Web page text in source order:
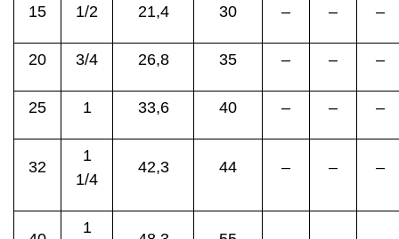
15 1/2 21,4 30 – – –
20 3/4 26,8 35 – – –
25 1 33,6 40 – – –
32
1
1/4
42,3 44 – – –
1